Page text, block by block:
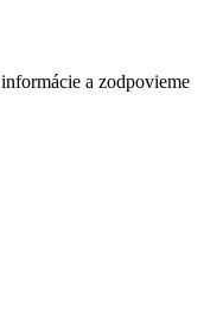
a zodpovieme